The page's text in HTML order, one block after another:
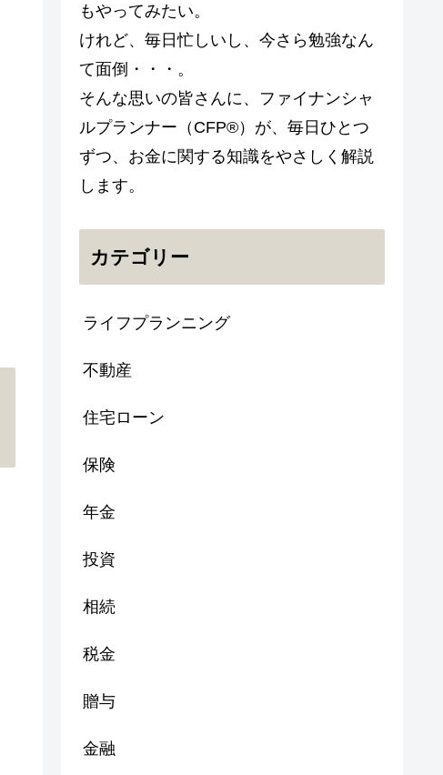
もやってみたい。
けれど、毎日忙しいし、今さら勉強なん
て面倒・・・。
そんな思いの皆さんに、ファイナンシャ
ルプランナー（CFP®）が、毎日ひとつ
ずつ、お金に関する知識をやさしく解説
します。
カテゴリー
ライフプランニング
不動産
住宅ローン
保険
年金
投資
相続
税金
贈与
金融